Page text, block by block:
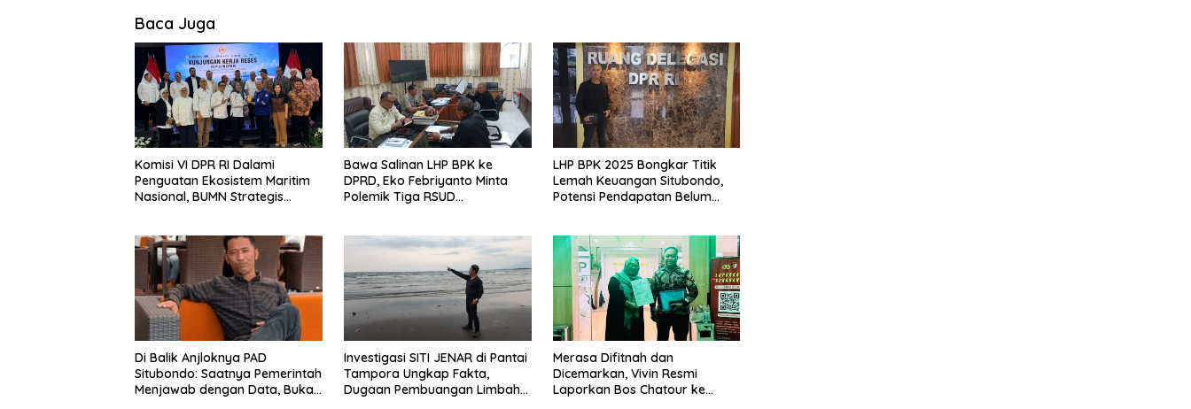
Baca Juga
Komisi VI DPR RI Dalami
Penguatan Ekosistem Maritim
Nasional, BUMN Strategis
Bawa Salinan LHP BPK ke
DPRD, Eko Febriyanto Minta
Polemik Tiga RSUD
LHP BPK 2025 Bongkar Titik
Lemah Keuangan Situbondo,
Potensi Pendapatan Belum
Di Balik Anjloknya PAD
Situbondo: Saatnya Pemerintah
Menjawab dengan Data, Bukan
Investigasi SITI JENAR di Pantai
Tampora Ungkap Fakta,
Dugaan Pembuangan Limbah
Merasa Difitnah dan
Dicemarkan, Vivin Resmi
Laporkan Bos Chatour ke